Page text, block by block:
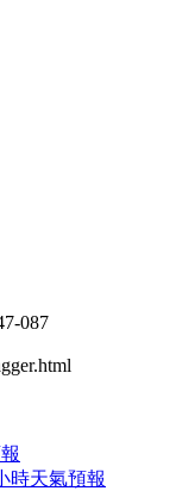
087
時天氣預報